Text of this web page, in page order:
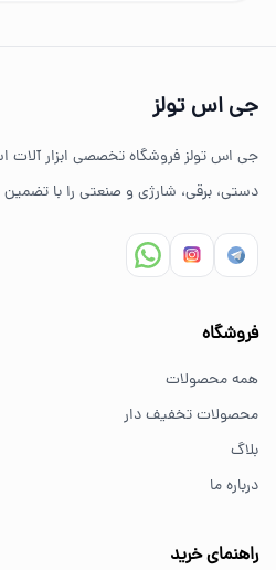
ضمانت اصالت کالا
مشاوره تخصصی خرید ابزار
برای کارهای خانگی معمولاً
از کجا ابزار اصل بخریم؟
جی اس تولز
جی اس تولز فروشگاه تخصصی ابزار آلات
دستی، برقی، شارژی و صنعتی را با تضمین
فروشگاه
همه محصولات
محصولات تخفیف دار
بلاگ
درباره ما
راهنمای خرید